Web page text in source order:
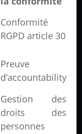
Conformité
RGPD article 30
Preuve
d’accountability
Gestion des
droits des
personnes